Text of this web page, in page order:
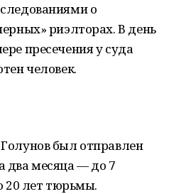
о
риэлторах. В день
пресечения у суда
человек.
был отправлен
два месяца — до 7
20 лет тюрьмы.